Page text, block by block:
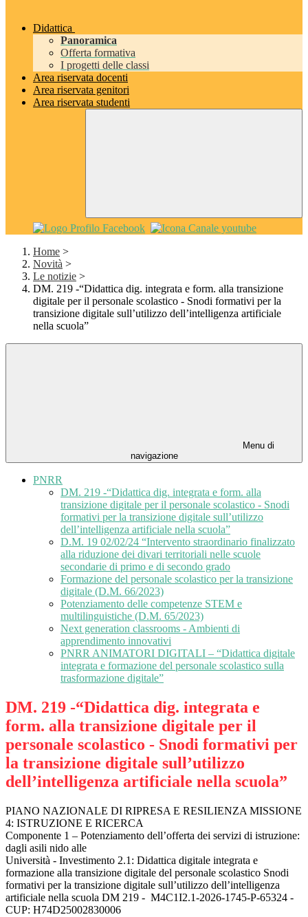
Didattica
Panoramica
Offerta formativa
I progetti delle classi
Area riservata docenti
Area riservata genitori
Area riservata studenti
Home >
Novità >
Le notizie >
DM. 219 -“Didattica dig. integrata e form. alla transizione
digitale per il personale scolastico - Snodi formativi per la
transizione digitale sull’utilizzo dell’intelligenza artificiale
nella scuola”
Menu di
navigazione
PNRR
DM. 219 -“Didattica dig. integrata e form. alla
transizione digitale per il personale scolastico - Snodi
formativi per la transizione digitale sull’utilizzo
dell’intelligenza artificiale nella scuola”
D.M. 19 02/02/24 “Intervento straordinario finalizzato
alla riduzione dei divari territoriali nelle scuole
secondarie di primo e di secondo grado
Formazione del personale scolastico per la transizione
digitale (D.M. 66/2023)
Potenziamento delle competenze STEM e
multilinguistiche (D.M. 65/2023)
Next generation classrooms - Ambienti di
apprendimento innovativi
PNRR ANIMATORI DIGITALI – “Didattica digitale
integrata e formazione del personale scolastico sulla
trasformazione digitale”
DM. 219 -“Didattica dig. integrata e
form. alla transizione digitale per il
personale scolastico - Snodi formativi per
la transizione digitale sull’utilizzo
dell’intelligenza artificiale nella scuola”
PIANO NAZIONALE DI RIPRESA E RESILIENZA MISSIONE
4: ISTRUZIONE E RICERCA
Componente 1 – Potenziamento dell’offerta dei servizi di istruzione:
dagli asili nido alle
Università - Investimento 2.1: Didattica digitale integrata e
formazione alla transizione digitale del personale scolastico Snodi
formativi per la transizione digitale sull’utilizzo dell’intelligenza
artificiale nella scuola DM 219 - M4C1I2.1-2026-1745-P-65324 -
CUP: H74D25002830006